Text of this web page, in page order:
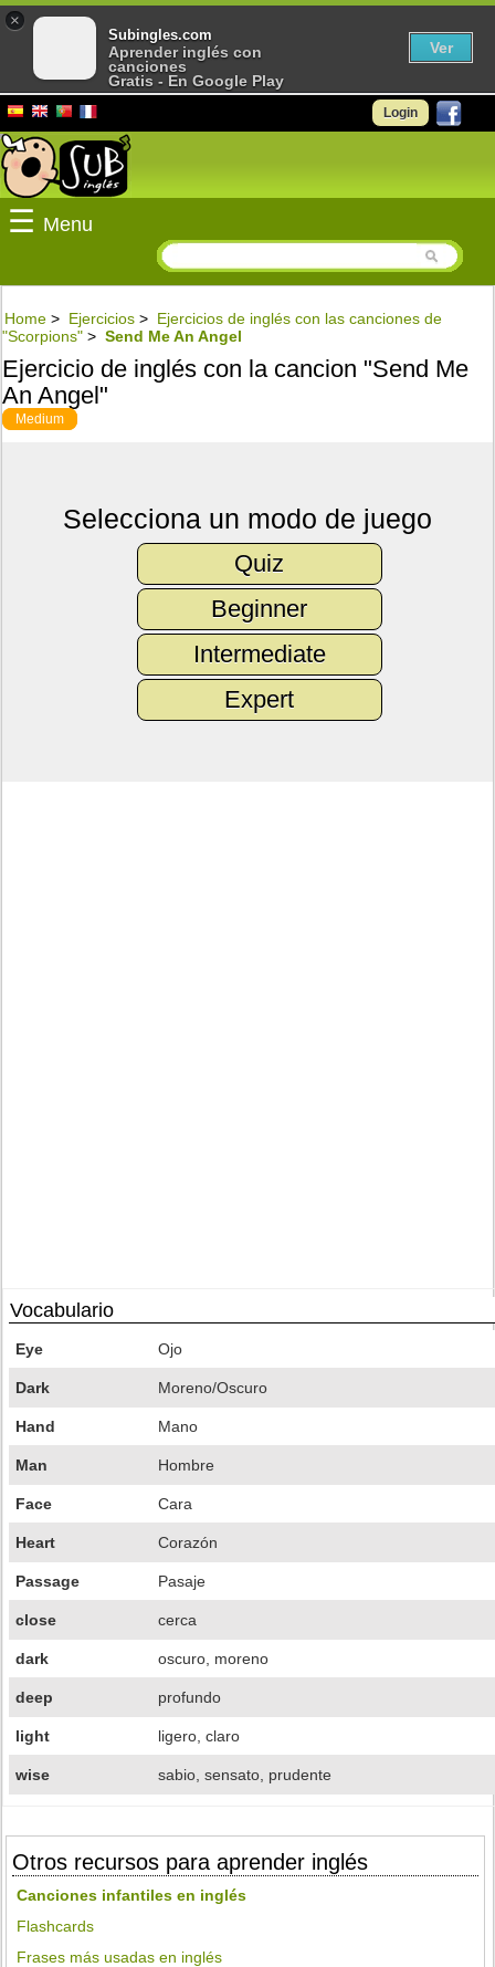
Login
☰ Menu
Home > Ejercicios > Ejercicios de inglés con las canciones de
"Scorpions" > Send Me An Angel
Ejercicio de inglés con la cancion "Send Me
An Angel"
Medium
Selecciona un modo de juego
Quiz
Beginner
Intermediate
Expert
Vocabulario
Eye Ojo
Dark Moreno/Oscuro
Hand Mano
Man Hombre
Face Cara
Heart Corazón
Passage Pasaje
close cerca
dark oscuro, moreno
deep profundo
light ligero, claro
wise sabio, sensato, prudente
Otros recursos para aprender inglés
Canciones infantiles en inglés
Flashcards
Frases más usadas en inglés
×
Subingles.com
Aprender inglés con
canciones
Gratis - En Google Play
Ver